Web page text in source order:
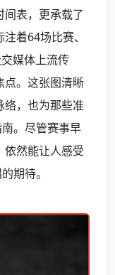
表，更承载了
着64场比赛、
媒体上流传
点。这张图清晰
络，也为那些准
。尽管赛事早
依然能让人感受
期待。